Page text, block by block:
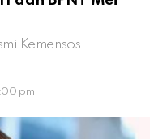
Kemensos
pm